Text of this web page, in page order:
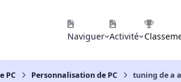
Naviguer Activité
PC Personnalisation de PC tuning de a